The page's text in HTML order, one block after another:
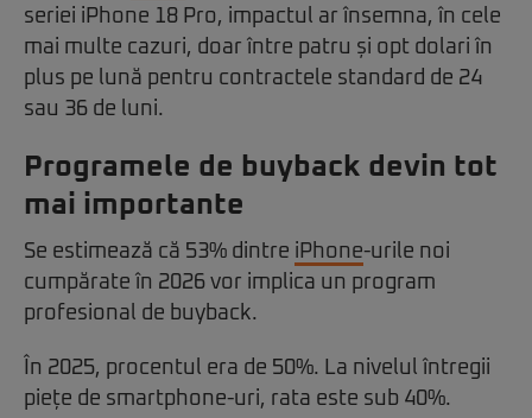
seriei iPhone 18 Pro, impactul ar însemna, în cele
mai multe cazuri, doar între patru și opt dolari în
plus pe lună pentru contractele standard de 24
sau 36 de luni.
Programele de buyback devin tot
mai importante
Se estimează că 53% dintre iPhone-urile noi
cumpărate în 2026 vor implica un program
profesional de buyback.
În 2025, procentul era de 50%. La nivelul întregii
piețe de smartphone-uri, rata este sub 40%.